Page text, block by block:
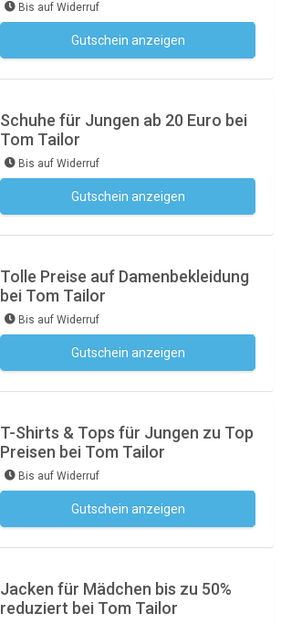
Bis auf Widerruf
Gutschein anzeigen
Schuhe für Jungen ab 20 Euro bei
Tom Tailor
Bis auf Widerruf
Gutschein anzeigen
Tolle Preise auf Damenbekleidung
bei Tom Tailor
Bis auf Widerruf
Gutschein anzeigen
T-Shirts & Tops für Jungen zu Top
Preisen bei Tom Tailor
Bis auf Widerruf
Gutschein anzeigen
Jacken für Mädchen bis zu 50%
reduziert bei Tom Tailor